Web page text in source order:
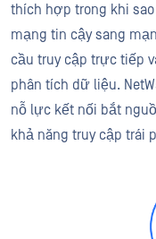
thích hợp trong khi
mạng tin cậy sang
cầu truy cập trực tiếp
phân tích dữ liệu.
nỗ lực kết nối bắt
khả năng truy cập trái